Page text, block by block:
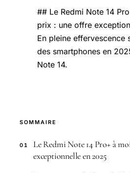
## Le Redmi Note 14
prix : une offre
En pleine effervescence
des smartphones en
Note 14.
SOMMAIRE
01
Le Redmi Note 14 Pro+ à
exceptionnelle en 2025